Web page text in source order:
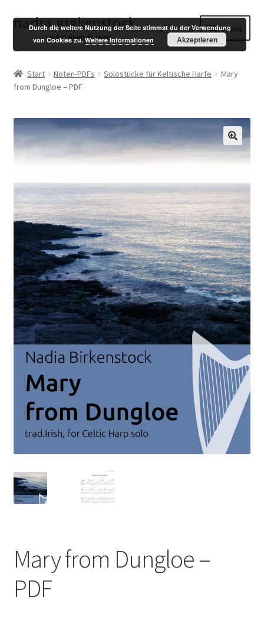
Zur
Navigation
springen
Zum
Inhalt
springen
Menü
Mein Konto
Warenkorb
Kasse
English
Impressum
Datenschutzerklärung
Start Noten-PDFs Solostücke für Keltische Harfe
Mary
from Dungloe – PDF
Mary from Dungloe –
PDF
Durch die weitere Nutzung der Seite stimmst du der Verwendung
von Cookies zu.Weitere Informationen Akzeptieren